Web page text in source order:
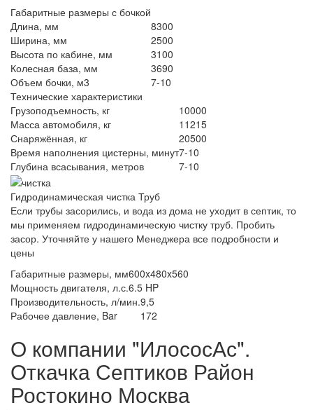
Габаритные размеры с бочкой
Длина, мм
8300
Ширина, мм
2500
Высота по кабине, мм
3100
Колесная база, мм
3690
Объем бочки, м3
7-10
Технические характеристики
Грузоподъемность, кг
10000
Масса автомобиля, кг
11215
Снаряжённая, кг
20500
Время наполнения цистерны, минут7-10
Глубина всасывания, метров
7-10
Гидродинамическая чистка Труб
Если трубы засорились, и вода из дома не уходит в септик, то
мы применяем гидродинамическую чистку труб. Пробить
засор. Уточняйте у нашего Менеджера все подробности и
цены
Габаритные размеры, мм600x480x560
Мощность двигателя, л.с.6.5 HP
Производительность, л/мин.9,5
Рабочее давление, Bar
172
О компании "ИлососАс".
Откачка Септиков Район
Ростокино Москва